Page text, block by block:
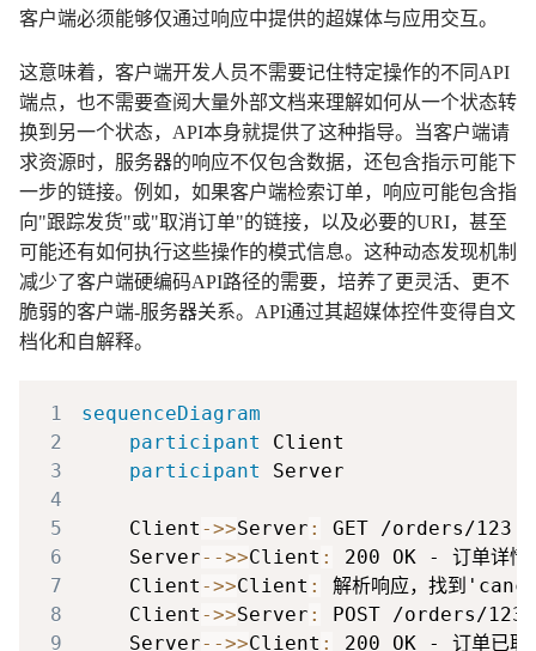
客户端必须能够仅通过响应中提供的超媒体与应用交互。
这意味着，客户端开发人员不需要记住特定操作的不同API
端点，也不需要查阅大量外部文档来理解如何从一个状态转
换到另一个状态，API本身就提供了这种指导。当客户端请
求资源时，服务器的响应不仅包含数据，还包含指示可能下
一步的链接。例如，如果客户端检索订单，响应可能包含指
向"跟踪发货"或"取消订单"的链接，以及必要的URI，甚至
可能还有如何执行这些操作的模式信息。这种动态发现机制
减少了客户端硬编码API路径的需要，培养了更灵活、更不
脆弱的客户端-服务器关系。API通过其超媒体控件变得自文
档化和自解释。
1
sequenceDiagram
2
participant
3
participant
4
5
    Client
->>Server :
6
    Server
-->>Client :
200 OK - 订单详
7
    Client
->>Client :
8
    Client
->>Server :
POST /orders/
9
    Server
-->>Client : 200 OK - 订单已取